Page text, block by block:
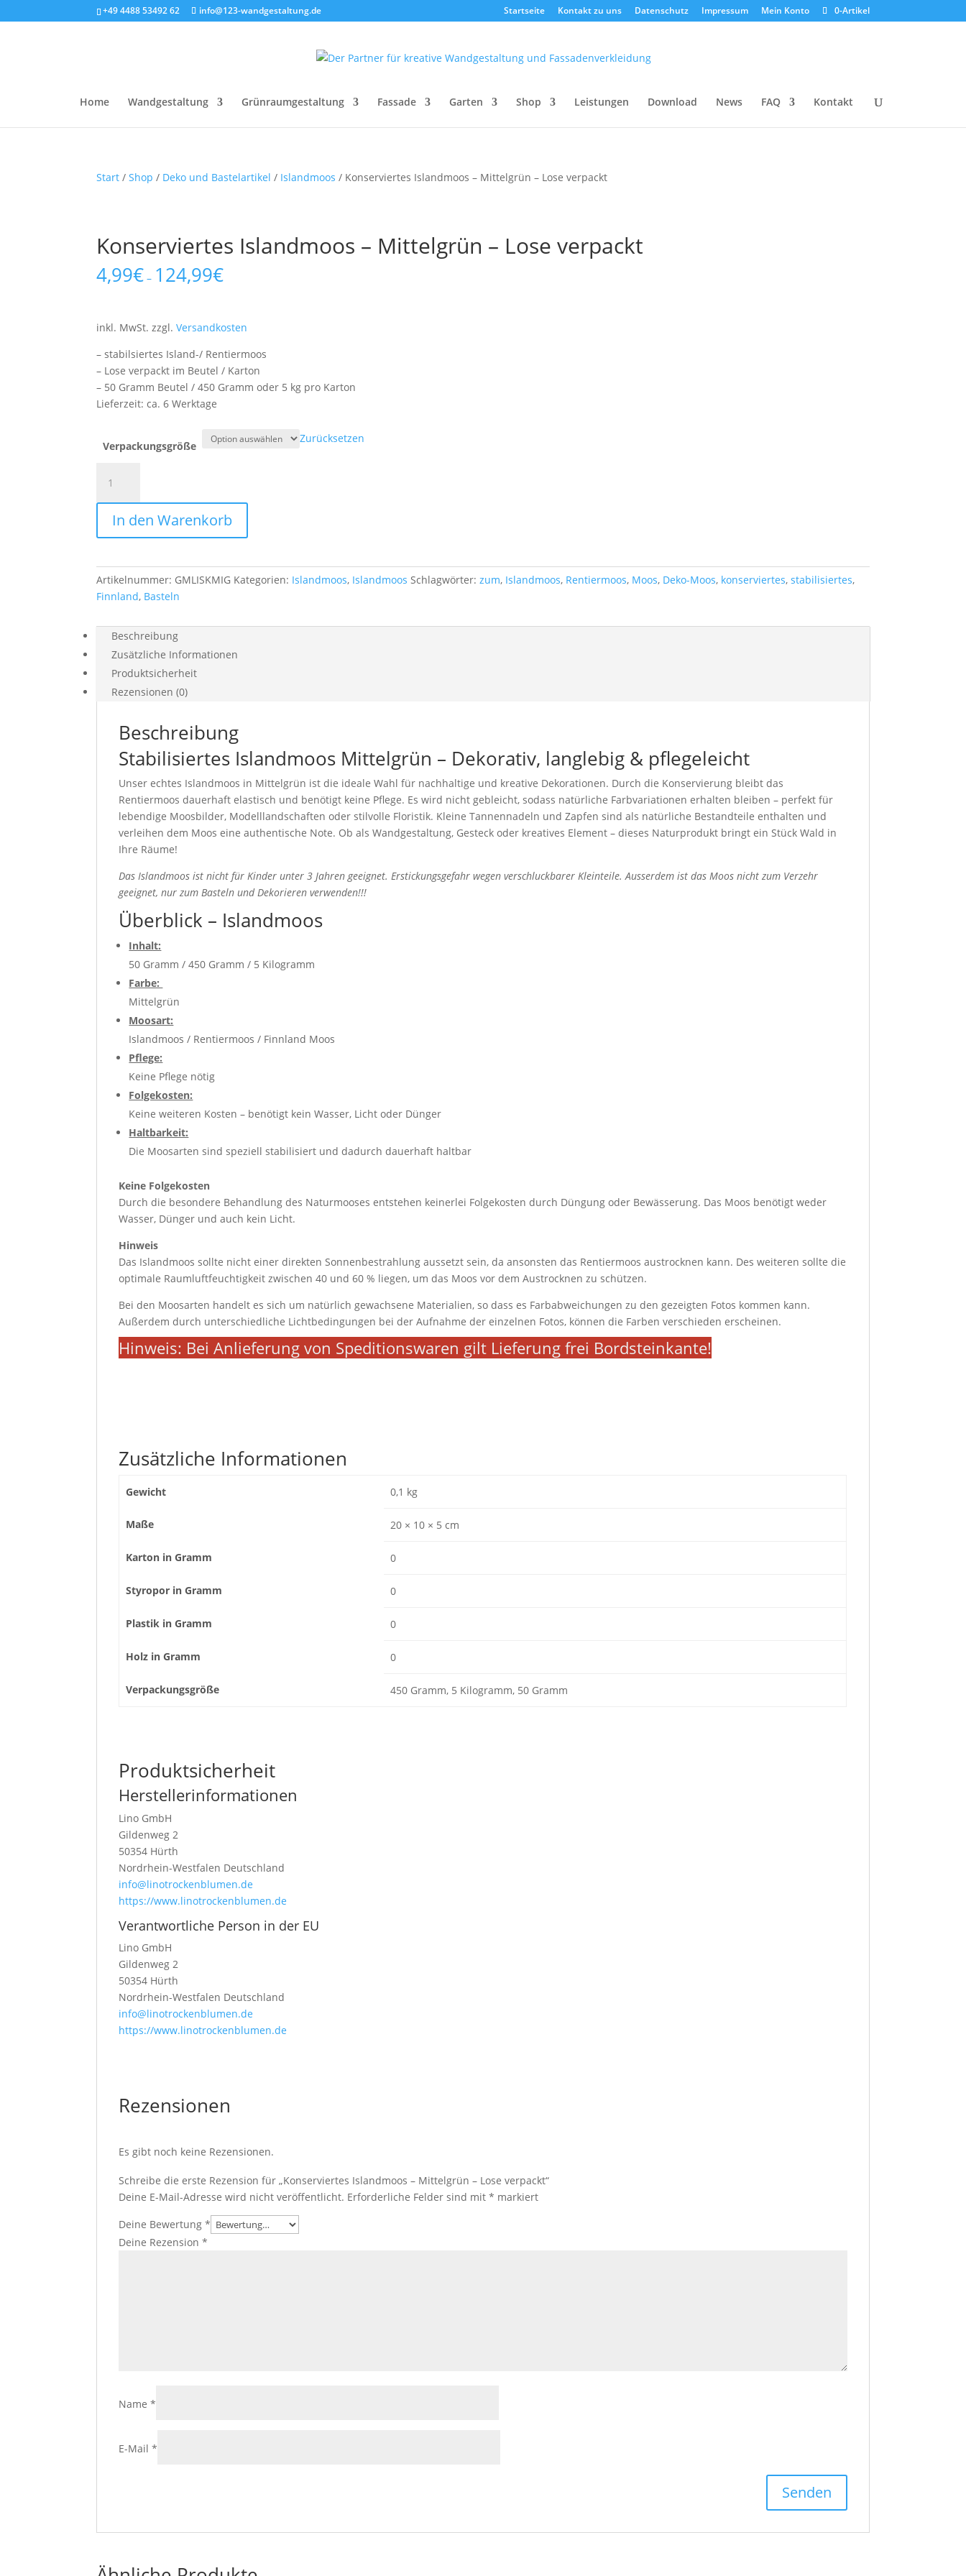
+49 4488 53492 62 info@123-wandgestaltung.de Startseite Kontakt zu uns Datenschutz Impressum Mein Konto 0-Artikel
Home Wandgestaltung Grünraumgestaltung Fassade Garten Shop Leistungen Download News FAQ Kontakt
Start /Shop / Deko und Bastelartikel / Islandmoos / Konserviertes Islandmoos – Mittelgrün – Lose verpackt
Konserviertes Islandmoos – Mittelgrün – Lose verpackt
4,99€ – 124,99€
inkl. MwSt. zzgl.Versandkosten
– stabilsiertes Island-/ Rentiermoos
– Lose verpackt im Beutel / Karton
– 50 Gramm Beutel / 450 Gramm oder 5 kg pro Karton
Lieferzeit:ca. 6 Werktage
Verpackungsgröße
Zurücksetzen
Islandmoos
-
Mittelgrün
-
verpackt
Menge
In den Warenkorb
Artikelnummer: GMLISKMIG Kategorien: Islandmoos, Islandmoos Schlagwörter:zum, Islandmoos, Rentiermoos, Moos, Deko-Moos, konserviertes,stabilisiertes,
Finnland, Basteln
Beschreibung
Zusätzliche Informationen
Produktsicherheit
Rezensionen (0)
Beschreibung
Stabilisiertes Islandmoos Mittelgrün – Dekorativ, langlebig & pflegeleicht
Unser echtes Islandmoos in Mittelgrün ist die ideale Wahl für nachhaltige und kreative Dekorationen. Durch die Konservierung bleibt das
Rentiermoos dauerhaft elastisch und benötigt keine Pflege. Es wird nicht gebleicht, sodass natürliche Farbvariationen erhalten bleiben – perfekt für
lebendige Moosbilder, Modelllandschaften oder stilvolle Floristik. Kleine Tannennadeln und Zapfen sind als natürliche Bestandteile enthalten und
verleihen dem Moos eine authentische Note. Ob als Wandgestaltung, Gesteck oder kreatives Element – dieses Naturprodukt bringt ein Stück Wald in
Ihre Räume!
Das Islandmoos ist nicht für Kinder unter 3 Jahren geeignet. Erstickungsgefahr wegen verschluckbarer Kleinteile. Ausserdem ist das Moos nicht zum Verzehr
geeignet, nur zum Basteln und Dekorieren verwenden!!!
Überblick – Islandmoos
Inhalt:
50 Gramm / 450 Gramm / 5 Kilogramm
Farbe:
Mittelgrün
Moosart:
Islandmoos / Rentiermoos / Finnland Moos
Pflege:
Keine Pflege nötig
Folgekosten:
Keine weiteren Kosten – benötigt kein Wasser, Licht oder Dünger
Haltbarkeit:
Die Moosarten sind speziell stabilisiert und dadurch dauerhaft haltbar
Keine Folgekosten
Durch die besondere Behandlung des Naturmooses entstehen keinerlei Folgekosten durch Düngung oder Bewässerung. Das Moos benötigt weder
Wasser, Dünger und auch kein Licht.
Hinweis
Das Islandmoos sollte nicht einer direkten Sonnenbestrahlung aussetzt sein, da ansonsten das Rentiermoos austrocknen kann. Des weiteren sollte die
optimale Raumluftfeuchtigkeit zwischen 40 und 60 % liegen, um das Moos vor dem Austrocknen zu schützen.
Bei den Moosarten handelt es sich um natürlich gewachsene Materialien, so dass es Farbabweichungen zu den gezeigten Fotos kommen kann.
Außerdem durch unterschiedliche Lichtbedingungen bei der Aufnahme der einzelnen Fotos, können die Farben verschieden erscheinen.
Hinweis: Bei Anlieferung von Speditionswaren gilt Lieferung frei Bordsteinkante!
Zusätzliche Informationen
Gewicht 0,1 kg
Maße 20 × 10 × 5 cm
Karton in Gramm 0
Styropor in Gramm 0
Plastik in Gramm 0
Holz in Gramm 0
Verpackungsgröße 450 Gramm, 5 Kilogramm, 50 Gramm
Produktsicherheit
Herstellerinformationen
Lino GmbH
Gildenweg 2
50354 Hürth
Nordrhein-Westfalen Deutschland
info@linotrockenblumen.de
https://www.linotrockenblumen.de
Verantwortliche Person in der EU
Lino GmbH
Gildenweg 2
50354 Hürth
Nordrhein-Westfalen Deutschland
info@linotrockenblumen.de
https://www.linotrockenblumen.de
Rezensionen
Es gibt noch keine Rezensionen.
Schreibe die erste Rezension für „Konserviertes Islandmoos – Mittelgrün – Lose verpackt“
Deine E-Mail-Adresse wird nicht veröffentlicht. Erforderliche Felder sind mit* markiert
Deine Bewertung*
Deine Rezension*
Name*
E-Mail*